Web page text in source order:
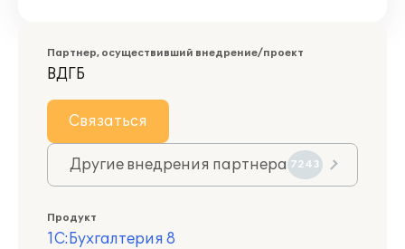
Партнер, осуществивший внедрение/проект
ВДГБ
Связаться
Другие внедрения партнера 7243
Продукт
1С:Бухгалтерия 8